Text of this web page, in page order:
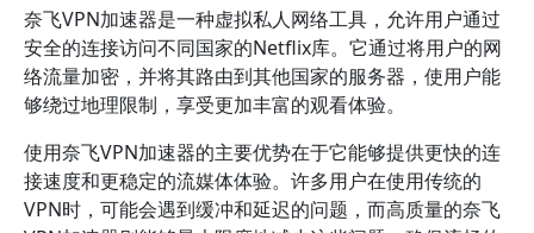
奈飞VPN加速器是一种虚拟私人网络工具，允许用户通过
安全的连接访问不同国家的Netflix库。它通过将用户的网
络流量加密，并将其路由到其他国家的服务器，使用户能
够绕过地理限制，享受更加丰富的观看体验。
使用奈飞VPN加速器的主要优势在于它能够提供更快的连
接速度和更稳定的流媒体体验。许多用户在使用传统的
VPN时，可能会遇到缓冲和延迟的问题，而高质量的奈飞